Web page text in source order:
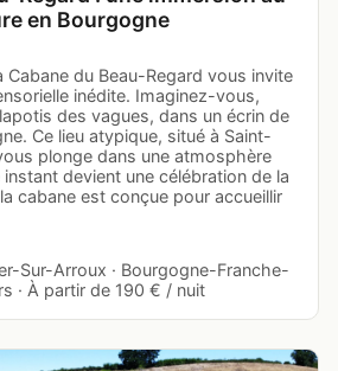
en Bourgogne
Cabane du Beau-Regard vous invite
inédite. Imaginez-vous,
des vagues, dans un écrin de
Ce lieu atypique, situé à Saint-
plonge dans une atmosphère
devient une célébration de la
cabane est conçue pour accueillir
Sur-Arroux · Bourgogne-Franche-
· À partir de 190 € / nuit